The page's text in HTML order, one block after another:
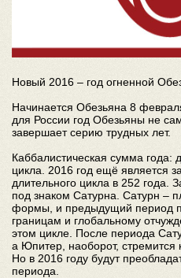
Новый 2016 – год огненной
Начинается Обезьяна 8
для России год Обезьяны не
завершает серию трудных лет.
Каббалистическая сумма года:
цикла. 2016 год ещё является
длительного цикла в 252
под знаком Сатурна. Сатурн –
формы, и предыдущий период
границам и глобальному
этом цикле. После периода
а Юпитер, наоборот,
Но в 2016 году будут
периода.